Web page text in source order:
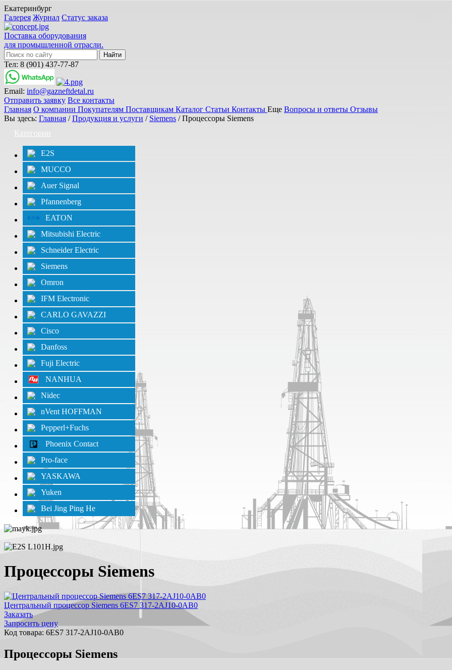
Екатеринбург
Галерея Журнал Статус заказа
Поставка оборудования
для промышленной отрасли.
Тел: 8 (901) 437-77-87
Email: info@gazneftdetal.ru
Отправить заявку Все контакты
Главная О компании Покупателям Поставщикам Каталог Статьи Контакты Еще Вопросы и ответы Отзывы
Вы здесь: Главная /Продукция и услуги / Siemens / Процессоры Siemens
Категории
E2S
MUCCO
Auer Signal
Pfannenberg
EATON
Mitsubishi Electric
Schneider Electric
Siemens
Omron
IFM Electronic
CARLO GAVAZZI
Cisco
Danfoss
Fuji Electric
NANHUA
Nidec
nVent HOFFMAN
Pepperl+Fuchs
Phoenix Contact
Pro-face
YASKAWA
Yuken
Bei Jing Ping He
Процессоры Siemens
Центральный процессор Siemens 6ES7 317-2AJ10-0AB0
Заказать
Запросить цену
Код товара: 6ES7 317-2AJ10-0AB0
Процессоры Siemens